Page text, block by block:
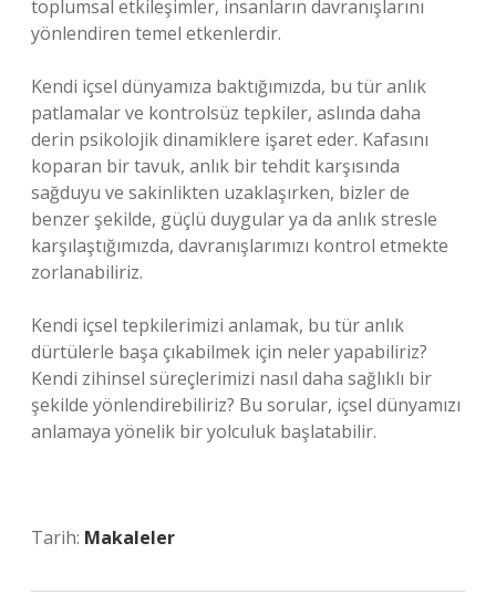
toplumsal etkileşimler, insanların davranışlarını
yönlendiren temel etkenlerdir.
Kendi içsel dünyamıza baktığımızda, bu tür anlık
patlamalar ve kontrolsüz tepkiler, aslında daha
derin psikolojik dinamiklere işaret eder. Kafasını
koparan bir tavuk, anlık bir tehdit karşısında
sağduyu ve sakinlikten uzaklaşırken, bizler de
benzer şekilde, güçlü duygular ya da anlık stresle
karşılaştığımızda, davranışlarımızı kontrol etmekte
zorlanabiliriz.
Kendi içsel tepkilerimizi anlamak, bu tür anlık
dürtülerle başa çıkabilmek için neler yapabiliriz?
Kendi zihinsel süreçlerimizi nasıl daha sağlıklı bir
şekilde yönlendirebiliriz? Bu sorular, içsel dünyamızı
anlamaya yönelik bir yolculuk başlatabilir.
Tarih: Makaleler